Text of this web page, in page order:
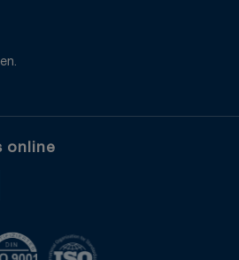
online
ISO 9001 zertifiziert